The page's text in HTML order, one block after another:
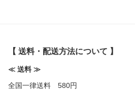
【 送料・配送方法について 】
≪ 送料 ≫
全国一律送料 580円